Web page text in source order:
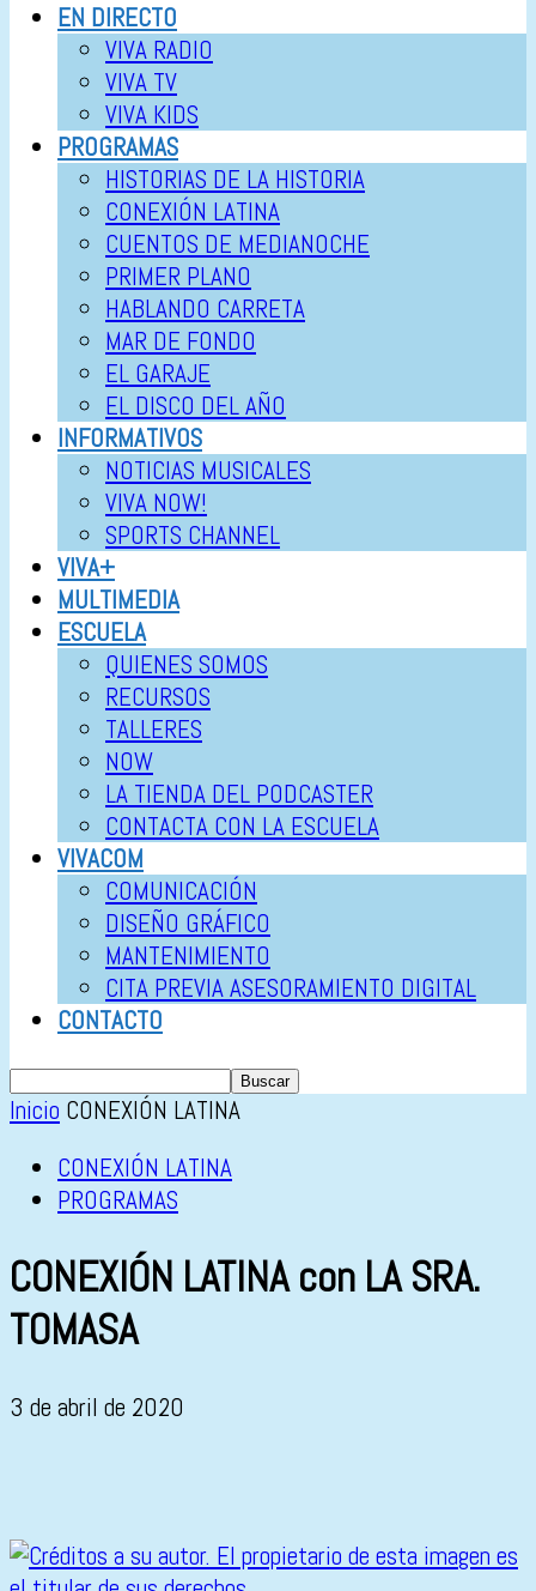
EN DIRECTO
VIVA RADIO
VIVA TV
VIVA KIDS
PROGRAMAS
HISTORIAS DE LA HISTORIA
CONEXIÓN LATINA
CUENTOS DE MEDIANOCHE
PRIMER PLANO
HABLANDO CARRETA
MAR DE FONDO
EL GARAJE
EL DISCO DEL AÑO
INFORMATIVOS
NOTICIAS MUSICALES
VIVA NOW!
SPORTS CHANNEL
VIVA+
MULTIMEDIA
ESCUELA
QUIENES SOMOS
RECURSOS
TALLERES
NOW
LA TIENDA DEL PODCASTER
CONTACTA CON LA ESCUELA
VIVACOM
COMUNICACIÓN
DISEÑO GRÁFICO
MANTENIMIENTO
CITA PREVIA ASESORAMIENTO DIGITAL
CONTACTO
Inicio CONEXIÓN LATINA
CONEXIÓN LATINA
PROGRAMAS
CONEXIÓN LATINA con LA SRA.
TOMASA
3 de abril de 2020